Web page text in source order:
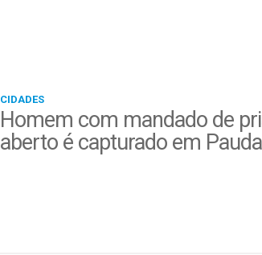
CIDADES
Homem com mandado de
aberto é capturado em